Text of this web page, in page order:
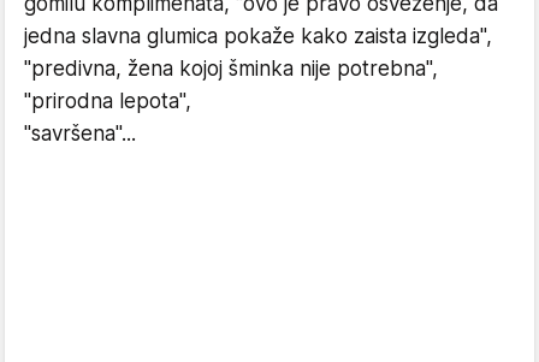
jedna slavna glumica pokaže kako zaista izgleda",
"predivna, žena kojoj šminka nije potrebna",
"prirodna lepota",
"savršena"...